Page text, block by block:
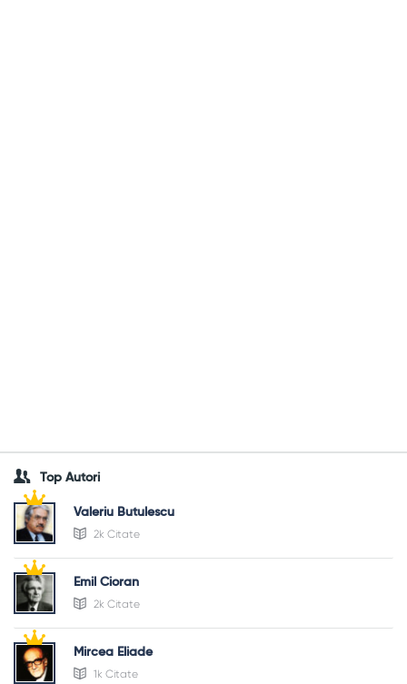
Top Autori
Valeriu Butulescu
2k Citate
Emil Cioran
2k Citate
Mircea Eliade
1k Citate